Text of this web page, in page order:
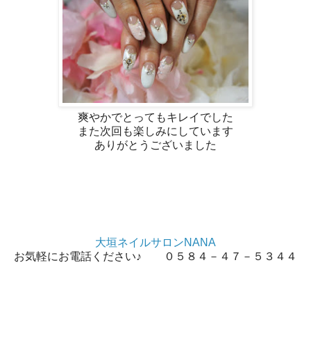
爽やかでとってもキレイでした
また次回も楽しみにしています
ありがとうございました
大垣ネイルサロンNANA
お気軽にお電話ください♪ ０５８４－４７－５３４４